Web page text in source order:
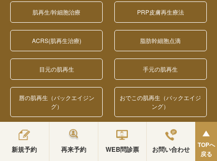
新規予約 再来予約 WEB問診票 お問い合わせ
TOPへ
戻る
肌再生/幹細胞治療 PRP皮膚再生療法
ACRS(肌再生治療) 脂肪幹細胞点滴
目元の肌再生 手元の肌再生
唇の肌再生（バックエイジン
グ）
おでこの肌再生（バックエイジ
ング）
毛髪再生療法 医療脱毛